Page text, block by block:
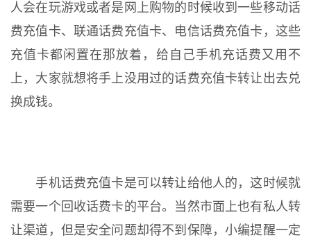
人会在玩游戏或者是网上购物的时候收到一些移动话
费充值卡、联通话费充值卡、电信话费充值卡，这些
充值卡都闲置在那放着，给自己手机充话费又用不
上，大家就想将手上没用过的话费充值卡转让出去兑
换成钱。
手机话费充值卡是可以转让给他人的，这时候就
需要一个回收话费卡的平台。当然市面上也有私人转
让渠道，但是安全问题却得不到保障，小编提醒一定